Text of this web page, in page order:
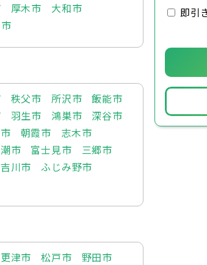
厚木市
大和市
秩父市 所沢市
飯能市
羽生市 鴻巣市
深谷市
朝霞市
志木市
市 富士見市
三郷市
吉川市
ふじみ野市
津市 松戸市
野田市
即引